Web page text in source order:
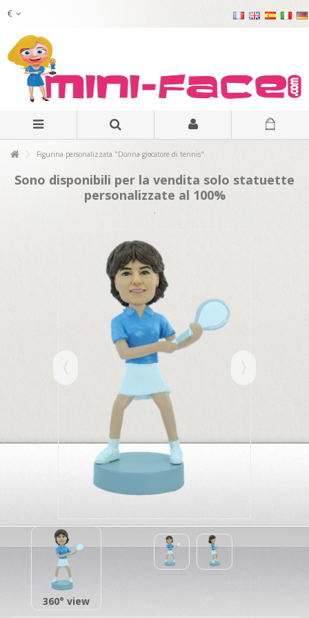
€
Figurina personalizzata "Donna giocatore di tennis"
Sono disponibili per la vendita solo statuette
personalizzate al 100%
.
360° view